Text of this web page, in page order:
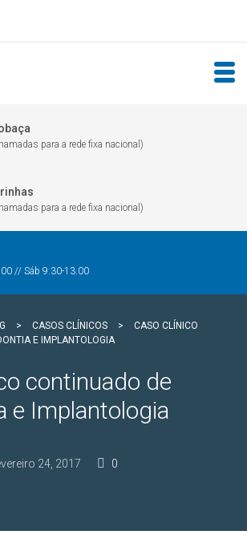
para a rede fixa nacional)
para a rede fixa nacional)
// Sáb 9:30-13.00
> CASOS CLÍNICOS >
CASO CLÍNICO
E IMPLANTOLOGIA
continuado de
e Implantologia
24, 2017
0